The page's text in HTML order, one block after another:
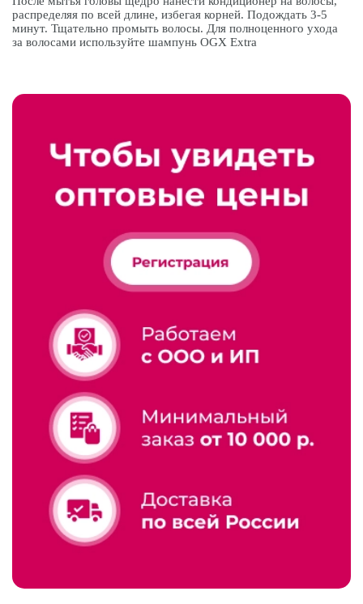
распределяя по всей длине, избегая корней. Подождать 3-5
минут. Тщательно промыть волосы. Для полноценного ухода
за волосами используйте шампунь OGX Extra